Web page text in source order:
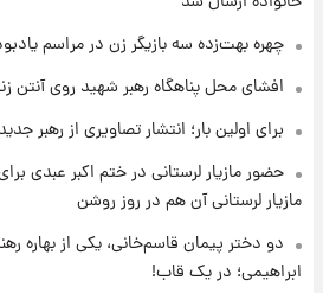
۱۲ ساعت پیش
مرداد ۱۴۰۵ +جدول
۱۳ ساعت پیش
شوید+ فیلم
چهره بهت‌زده سه بازیگر زن در مراسم
افشای محل پناهگاه‌ رهبر شهید روی آنتن
برای اولین بار؛ انتشار تصاویری از رهبر
حضور مازیار لرستانی در ختم اکبر عبدی
مازیار لرستانی آن هم در روز روشن
دو دختر پیمان قاسم‌خانی، یکی از بهاره
ابراهیمی؛ در یک قاب!